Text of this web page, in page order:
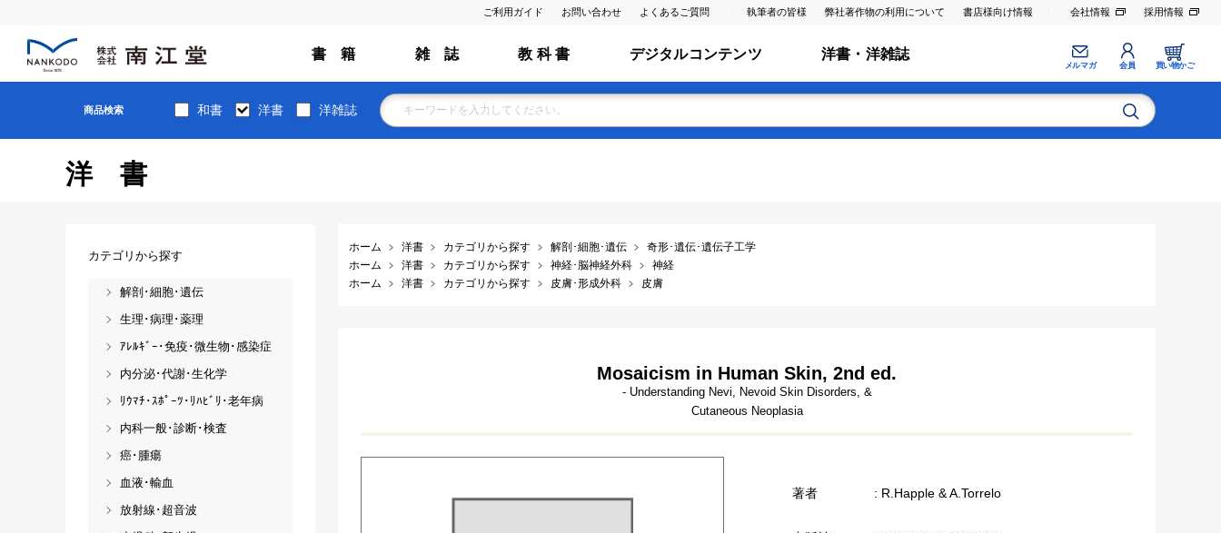
ご利用ガイド お問い合わせ よくあるご質問 執筆者の皆様 弊社著作物の利用について 書店様向け情報 会社情報 採用情報
書 籍 雑 誌 教 科 書 デジタルコンテンツ 洋書・洋雑誌
メルマガ 会員 買い物かご
商品検索 和書 洋書 洋雑誌
洋書
ホーム 洋書 カテゴリから探す 解剖･細胞･遺伝
奇形･遺伝･遺伝子工学
ホーム
洋書 カテゴリから探す 神経･脳神経外科
神経
ホーム
洋書 カテゴリから探す 皮膚･形成外科 皮膚
Mosaicism in Human Skin, 2nd ed.
- Understanding Nevi, Nevoid Skin Disorders, &
Cutaneous Neoplasia
著者 : R.Happle & A.Torrelo
カテゴリから探す
解剖･細胞･遺伝
生理･病理･薬理
ｱﾚﾙｷﾞｰ･免疫･微生物･感染症
内分泌･代謝･生化学
ﾘｳﾏﾁ･ｽﾎﾟｰﾂ･ﾘﾊﾋﾞﾘ･老年病
内科一般･診断･検査
癌･腫瘍
血液･輸血
放射線･超音波